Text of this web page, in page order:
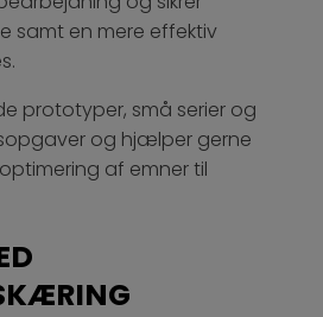
samt en mere effektiv
prototyper, små serier og
og hjælper gerne
af emner til